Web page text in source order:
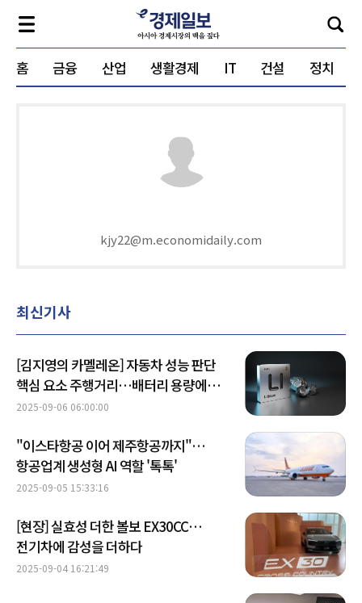
홈 금융 산업 생활경제 IT 건설 정치
kjy22@m.economidaily.com
최신기사
[김지영의 카멜레온] 자동차 성능 판단
핵심 요소 주행거리…배터리 용량에
관해 알려드려요
2025-09-06 06:00:00
"이스타항공 이어 제주항공까지"…
항공업계 생성형 AI 역할 '톡톡'
2025-09-05 15:33:16
[현장] 실효성 더한 볼보 EX30CC…
전기차에 감성을 더하다
2025-09-04 16:21:49